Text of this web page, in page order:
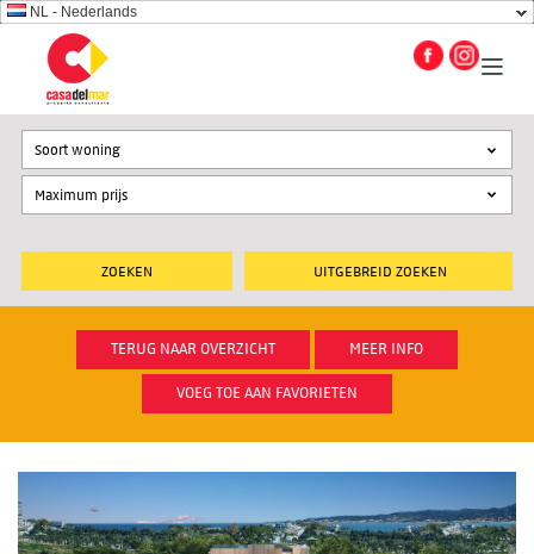
NL - Nederlands
UITGEBREID ZOEKEN
Soort woning
TERUG NAAR OVERZICHT MEER INFO
VOEG TOE AAN FAVORIETEN